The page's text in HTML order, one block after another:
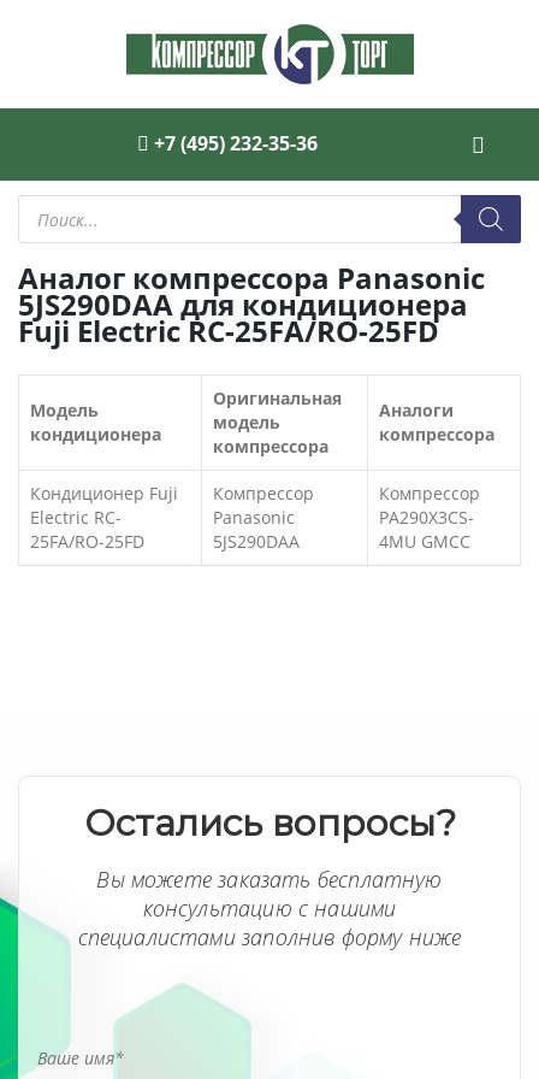
+7 (495) 232-35-36
Поиск
товаров
Аналог компрессора Panasonic
5JS290DAA для кондиционера
Fuji Electric RC-25FA/RO-25FD
Модель
кондиционера
Оригинальная
модель
компрессора
Аналоги
компрессора
Кондиционер Fuji
Electric RC-
25FA/RO-25FD
Компрессор
Panasonic
5JS290DAA
Компрессор
PA290X3CS-
4MU GMCC
Остались вопросы?
Вы можете заказать бесплатную
консультацию с нашими
специалистами заполнив форму ниже